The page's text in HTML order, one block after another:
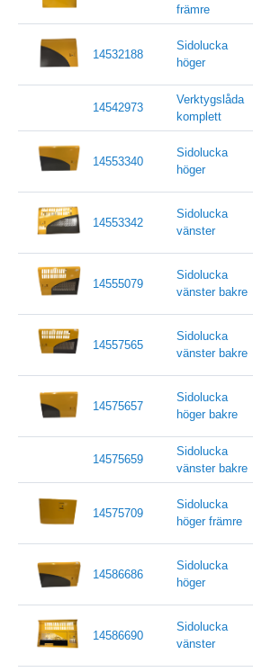
främre
14532188
Sidolucka
höger
14542973
Verktygslåda
komplett
14553340
Sidolucka
höger
14553342
Sidolucka
vänster
14555079
Sidolucka
vänster bakre
14557565
Sidolucka
vänster bakre
14575657
Sidolucka
höger bakre
14575659
Sidolucka
vänster bakre
14575709
Sidolucka
höger främre
14586686
Sidolucka
höger
14586690
Sidolucka
vänster